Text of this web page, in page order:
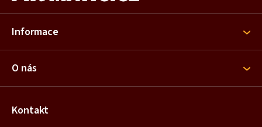
p
t
Informace
O nás
Kontakt